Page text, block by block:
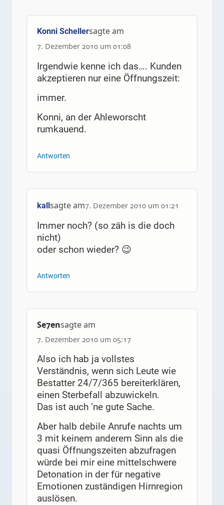
Konni Schellersagte am
7. Dezember 2010 um 01:08
Irgendwie kenne ich das…. Kunden
akzeptieren nur eine Öffnungszeit:
immer.
Konni, an der Ahleworscht
rumkauend.
Antworten
kall sagte am7. Dezember 2010 um 01:21
Immer noch? (so zäh is die doch
nicht)
oder schon wieder? 😉
Antworten
Se7ensagte am
7. Dezember 2010 um 05:17
Also ich hab ja vollstes
Verständnis, wenn sich Leute wie
Bestatter 24/7/365 bereiterklären,
einen Sterbefall abzuwickeln.
Das ist auch ’ne gute Sache.
Aber halb debile Anrufe nachts um
3 mit keinem anderem Sinn als die
quasi Öffnungszeiten abzufragen
würde bei mir eine mittelschwere
Detonation in der für negative
Emotionen zuständigen Hirnregion
auslösen.